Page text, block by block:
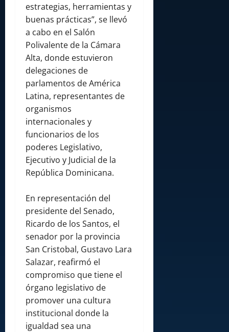
estrategias, herramientas y
buenas prácticas”, se llevó
a cabo en el Salón
Polivalente de la Cámara
Alta, donde estuvieron
delegaciones de
parlamentos de América
Latina, representantes de
organismos
internacionales y
funcionarios de los
poderes Legislativo,
Ejecutivo y Judicial de la
República Dominicana.
En representación del
presidente del Senado,
Ricardo de los Santos, el
senador por la provincia
San Cristobal, Gustavo Lara
Salazar, reafirmó el
compromiso que tiene el
órgano legislativo de
promover una cultura
institucional donde la
igualdad sea una